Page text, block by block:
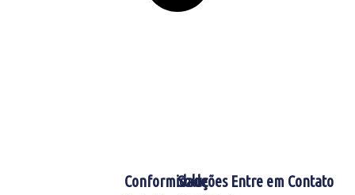
Soluções
Conformidade Entre em Contato